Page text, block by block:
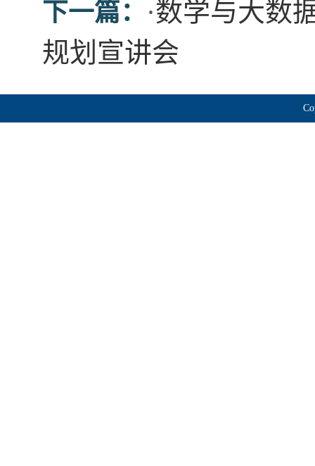
下一篇： ·数学与大数
规划宣讲会